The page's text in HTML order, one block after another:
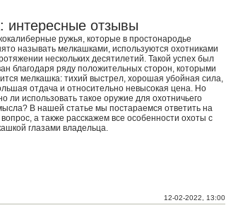
12-02-2022, 13:00
интересные отзывы
ружья, которые в простонародье
называть мелкашками, используются охотниками
нескольких десятилетий. Такой успех был
благодаря ряду положительных сторон, которыми
мелкашка: тихий выстрел, хорошая убойная сила,
отдача и относительно невысокая цена. Но
ли использовать такое оружие для охотничьего
В нашей статье мы постараемся ответить на
вопрос, а также расскажем все особенности охоты с
глазами владельца.